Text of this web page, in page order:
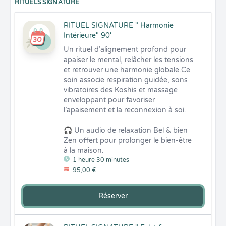
RITUELS SIGNATURE
RITUEL SIGNATURE " Harmonie
Intérieure" 90'
1 heure 30 minutes
95,00 €
Un rituel d’alignement profond pour
apaiser le mental, relâcher les tensions
et retrouver une harmonie globale.Ce
soin associe respiration guidée, sons
vibratoires des Koshis et massage
enveloppant pour favoriser
l’apaisement et la reconnexion à soi.
🎧 Un audio de relaxation Bel & bien
Zen offert pour prolonger le bien-être
à la maison.
Réserver